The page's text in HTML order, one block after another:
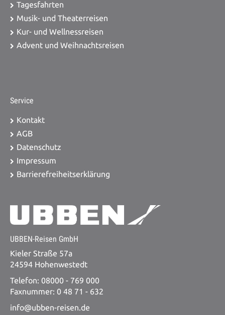
Tagesfahrten
Musik- und Theaterreisen
Kur- und Wellnessreisen
Advent und Weihnachtsreisen
Service
Kontakt
AGB
Datenschutz
Impressum
Barrierefreiheitserklärung
UBBEN-Reisen GmbH
Kieler Straße 57a
24594 Hohenwestedt
Telefon: 08000 - 769 000
Faxnummer: 0 48 71 - 632
info@ubben-reisen.de